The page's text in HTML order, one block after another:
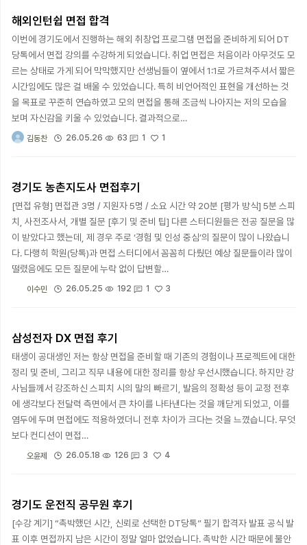
해외인턴쉽 면접 합격
이번에 경기도에서 진행하는 해외 취창업 프로그램 면접을 준비하게 되어 DT
당톡에서 면접 강의를 수강하게 되었습니다. 취업 면접은 처음이라 아무것도 모
르는 상태로 가게 되어 막막했지만 선생님들이 옆에서 1:1로 가르쳐주셔서 짧은
시간임에도 많은 걸 배울 수 있었습니다. 특히 비언어적인 표현을 개선하는 것
을 목표로 꾸준히 연습하였고 모의 면접을 통해 조금씩 나아지는 저의 모습을
보며 자신감을 키울 수 있었습니다. 결과적으로…
김동찬 26.05.26 63 1 1
경기도 농촌지도사 면접후기
[면접 유형] 면접관 3명 / 지원자 5명 / 소요 시간 약 20분 [평가 방식] 5분 스피
치, 사전조사서, 개별 질문 [후기 및 준비 팁] 다른 스터디원들은 전공 질문을 많
이 받았다고 했는데, 제 경우 주로 ‘경험 및 인성 중심’의 질문이 많이 나왔습니
다. 다행히 학원(당톡)과 면접 스터디에서 꼼꼼히 다뤘던 예상 질문들이라 많이
떨렸음에도 모든 질문에 누락 없이 답변할…
이수민 26.05.25 192 1 3
삼성전자 DX 면접 후기
태생이 공대생인 저는 항상 면접을 준비할 때 기존의 경험이나 프로젝트에 대한
정리 및 준비, 그리고 직무 내용에 대한 정리를 항상 우선시했습니다. 하지만 강
사님들께서 강조하신 스피치 시의 말의 빠르기, 발음의 정확성 등이 교정 전후
에 생각보다 전달력 측면에서 큰 차이를 나타낸다는 것을 깨닫게 되었고, 이를
염두에 두며 면접에도 적용하였더니 전후 차이가 크다는 것을 느꼈습니다. 무엇
보다 컨디션이 면접…
오윤제 26.05.18 126 3 4
경기도 운전직 공무원 후기
[수강 계기] “촉박했던 시간, 신뢰로 선택한 DT당톡” 필기 합격자 발표 공식 발
표 이후 면접까지 남은 시간이 정말 얼마 없었습니다. 촉박한 시간 때문에 불안